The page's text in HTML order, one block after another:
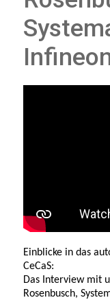
Einblicke in das
CeCaS:
Das Interview mit
Rosenbusch,